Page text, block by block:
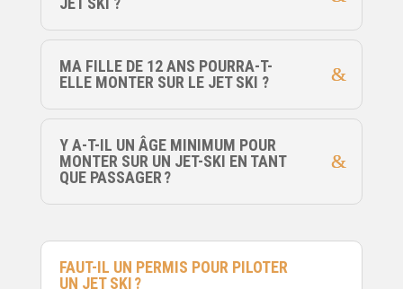
MA FILLE DE 12 ANS POURRA-T-
ELLE MONTER SUR LE JET SKI ?
Y A-T-IL UN ÂGE MINIMUM POUR
MONTER SUR UN JET-SKI EN TANT
QUE PASSAGER ?
FAUT-IL UN PERMIS POUR PILOTER
UN JET SKI ?